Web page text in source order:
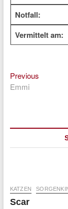
Notfall:
Vermittelt am:
PreviousPrevious
Emmi
KATZEN
Scar